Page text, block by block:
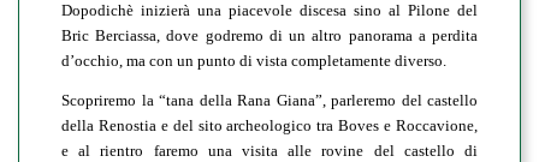
Dopodichè inizierà una piacevole discesa sino al Pilone del
Bric Berciassa, dove godremo di un altro panorama a perdita
d’occhio, ma con un punto di vista completamente diverso.
Scopriremo la “tana della Rana Giana”, parleremo del castello
della Renostia e del sito archeologico tra Boves e Roccavione,
e al rientro faremo una visita alle rovine del castello di